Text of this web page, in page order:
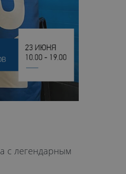
с легендарным